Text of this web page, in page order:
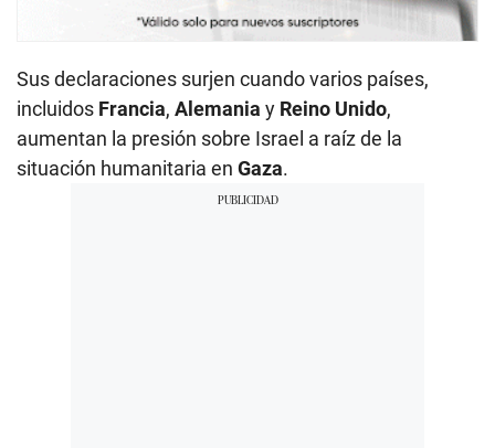
Sus declaraciones surjen cuando varios países,
incluidos Francia, Alemania y Reino Unido,
aumentan la presión sobre Israel a raíz de la
situación humanitaria en Gaza.